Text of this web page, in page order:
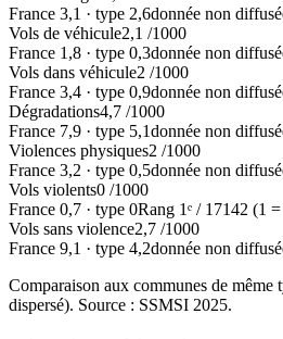
France 3,1 · type 2,6donnée non
Vols de véhicule2,1 /1000
France 1,8 · type 0,3donnée non
Vols dans véhicule2 /1000
France 3,4 · type 0,9donnée non
Dégradations4,7 /1000
France 7,9 · type 5,1donnée non
Violences physiques2 /1000
France 3,2 · type 0,5donnée non
Vols violents0 /1000
France 0,7 · type 0Rang 1ᵉ / 17142 (1
Vols sans violence2,7 /1000
France 9,1 · type 4,2donnée non
Comparaison aux communes de même
dispersé). Source : SSMSI 2025.